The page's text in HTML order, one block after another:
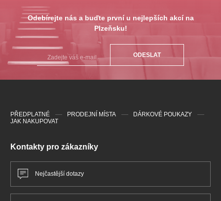
Odebírejte nás a buďte první u nejlepších akcí na
Plzeňsku!
ODESLAT
Kontakty pro zákazníky
Nejčastější dotazy
PŘEDPLATNÉ PRODEJNÍ MÍSTA
DÁRKOVÉ POUKAZY
JAK NAKUPOVAT